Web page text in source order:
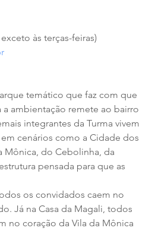
às terças-feiras)
temático que faz com que
ambientação remete ao bairro
integrantes da Turma vivem
em cenários como a Cidade dos
Mônica, do Cebolinha, da
pensada para que as
os convidados caem no
Já na Casa da Magali, todos
no coração da Vila da Mônica